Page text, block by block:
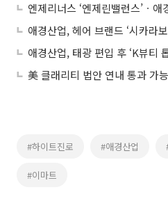
#하이트진로 #애경산업
#이마트